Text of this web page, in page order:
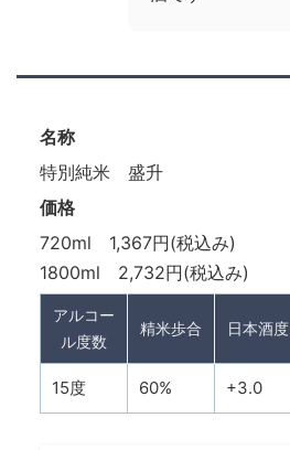
名称
特別純米 盛升
価格
720ml 1,367円(税込み)
1800ml 2,732円(税込み)
アルコー
ル度数
精米歩合 日本酒度
15度 60% +3.0